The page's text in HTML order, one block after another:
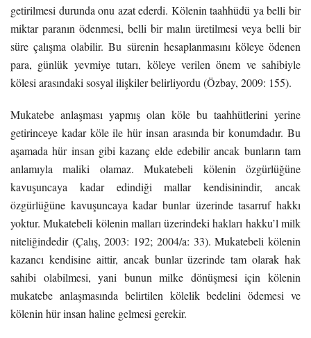
getirilmesi durunda onu azat ederdi. Kölenin taahhüdü ya belli bir
miktar paranın ödenmesi, belli bir malın üretilmesi veya belli bir
süre çalışma olabilir. Bu sürenin hesaplanmasını köleye ödenen
para, günlük yevmiye tutarı, köleye verilen önem ve sahibiyle
kölesi arasındaki sosyal ilişkiler belirliyordu (Özbay, 2009: 155).
Mukatebe anlaşması yapmış olan köle bu taahhütlerini yerine
getirinceye kadar köle ile hür insan arasında bir konumdadır. Bu
aşamada hür insan gibi kazanç elde edebilir ancak bunların tam
anlamıyla maliki olamaz. Mukatebeli kölenin özgürlüğüne
kavuşuncaya kadar edindiği mallar kendisinindir, ancak
özgürlüğüne kavuşuncaya kadar bunlar üzerinde tasarruf hakkı
yoktur. Mukatebeli kölenin malları üzerindeki hakları hakku’l milk
niteliğindedir (Çalış, 2003: 192; 2004/a: 33). Mukatebeli kölenin
kazancı kendisine aittir, ancak bunlar üzerinde tam olarak hak
sahibi olabilmesi, yani bunun milke dönüşmesi için kölenin
mukatebe anlaşmasında belirtilen kölelik bedelini ödemesi ve
kölenin hür insan haline gelmesi gerekir.